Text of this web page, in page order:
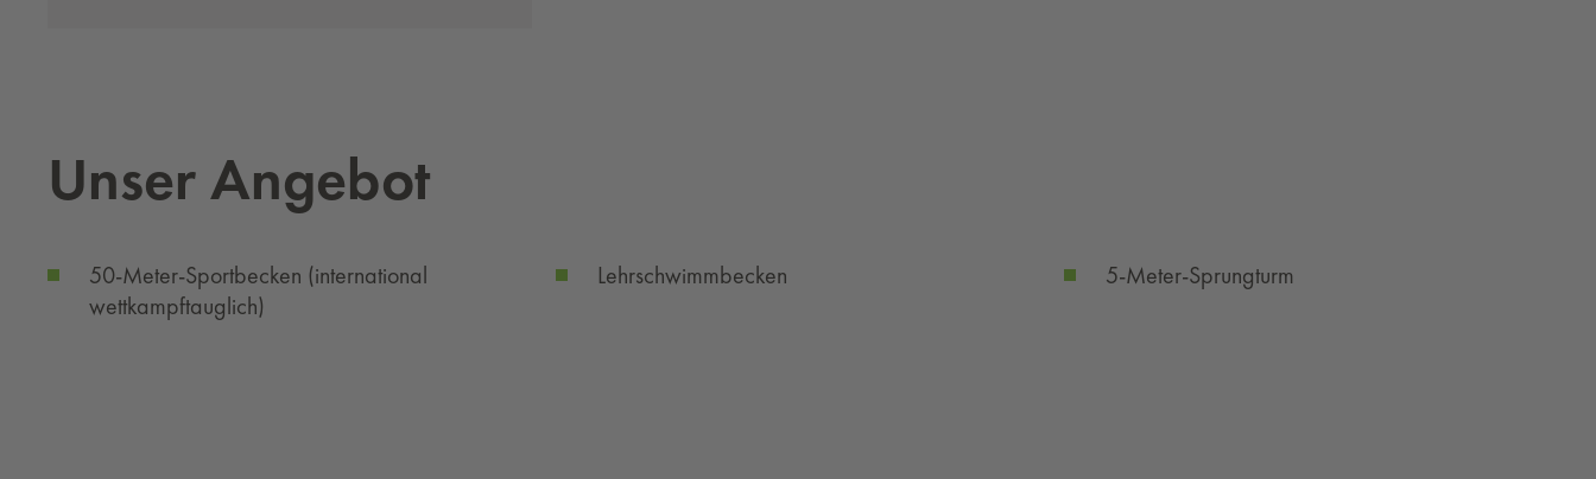
Unser An­ge­bot
50-Meter-Sportbecken (international
wettkampftauglich)
Lehrschwimmbecken 5-Meter-Sprungturm